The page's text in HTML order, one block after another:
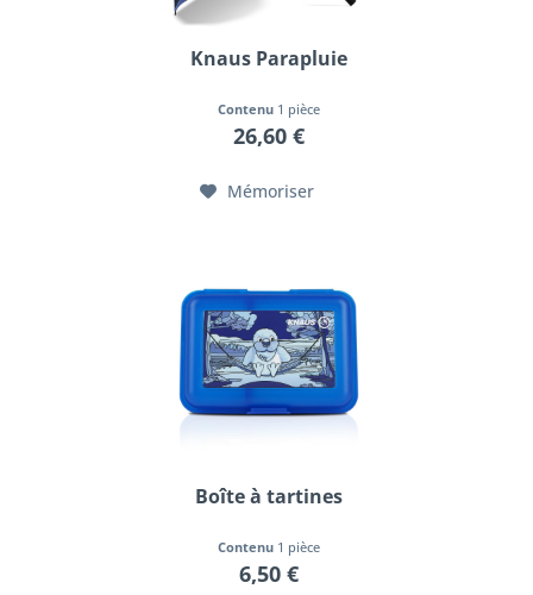
Knaus Parapluie
Contenu 1 pièce
26,60 €
Mémoriser
Boîte à tartines
Contenu 1 pièce
6,50 €